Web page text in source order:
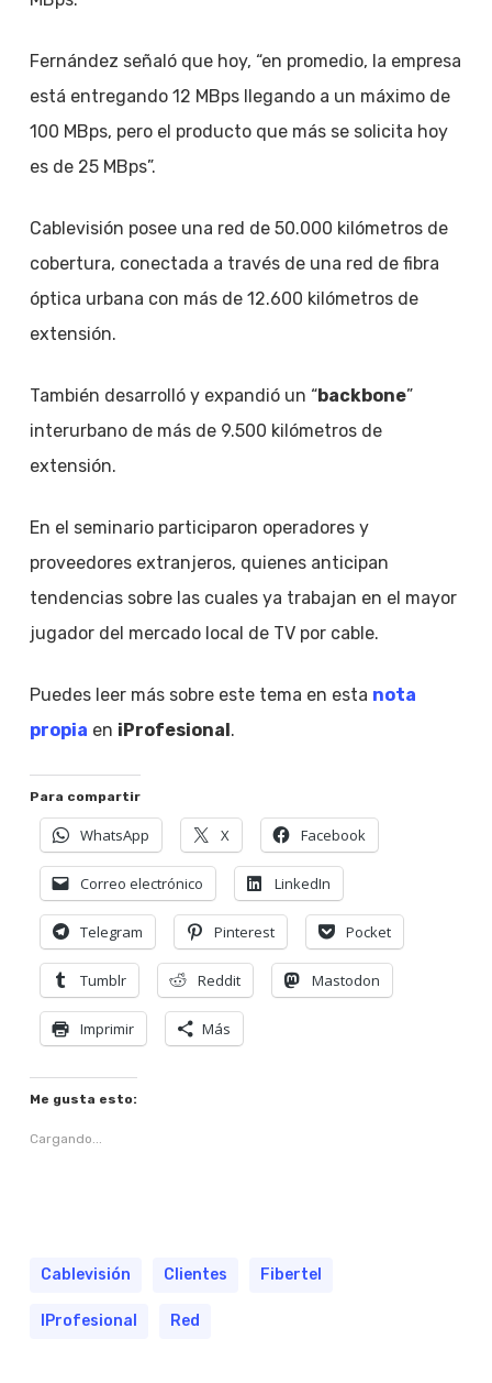
Fernández señaló que hoy, “en promedio, la empresa
está entregando 12 MBps llegando a un máximo de
100 MBps, pero el producto que más se solicita hoy
es de 25 MBps”.
Cablevisión posee una red de 50.000 kilómetros de
cobertura, conectada a través de una red de fibra
óptica urbana con más de 12.600 kilómetros de
extensión.
También desarrolló y expandió un “backbone”
interurbano de más de 9.500 kilómetros de
extensión.
En el seminario participaron operadores y
proveedores extranjeros, quienes anticipan
tendencias sobre las cuales ya trabajan en el mayor
jugador del mercado local de TV por cable.
Puedes leer más sobre este tema en esta nota
propia en iProfesional.
Para compartir
WhatsApp X Facebook
Correo electrónico LinkedIn
Telegram Pinterest Pocket
Tumblr Reddit Mastodon
Imprimir Más
Me gusta esto:
Cargando...
Cablevisión Clientes Fibertel
IProfesional Red